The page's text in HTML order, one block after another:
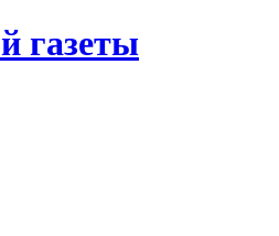
газеты